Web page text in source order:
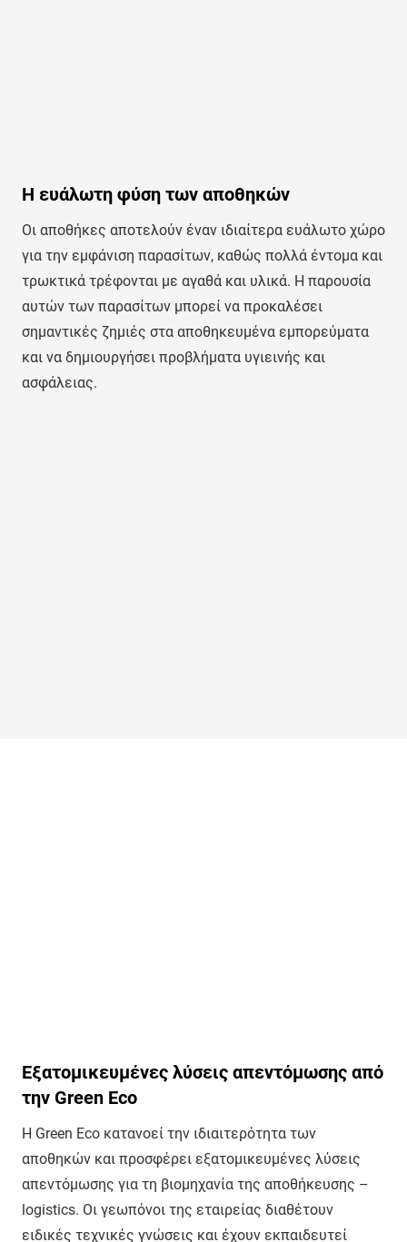
Η ευάλωτη φύση των αποθηκών
Οι αποθήκες αποτελούν έναν ιδιαίτερα ευάλωτο χώρο
για την εμφάνιση παρασίτων, καθώς πολλά έντομα και
τρωκτικά τρέφονται με αγαθά και υλικά. Η παρουσία
αυτών των παρασίτων μπορεί να προκαλέσει
σημαντικές ζημιές στα αποθηκευμένα εμπορεύματα
και να δημιουργήσει προβλήματα υγιεινής και
ασφάλειας.
Εξατομικευμένες λύσεις απεντόμωσης από
την Green Eco
Η Green Eco κατανοεί την ιδιαιτερότητα των
αποθηκών και προσφέρει εξατομικευμένες λύσεις
απεντόμωσης για τη βιομηχανία της αποθήκευσης –
logistics. Οι γεωπόνοι της εταιρείας διαθέτουν
ειδικές τεχνικές γνώσεις και έχουν εκπαιδευτεί